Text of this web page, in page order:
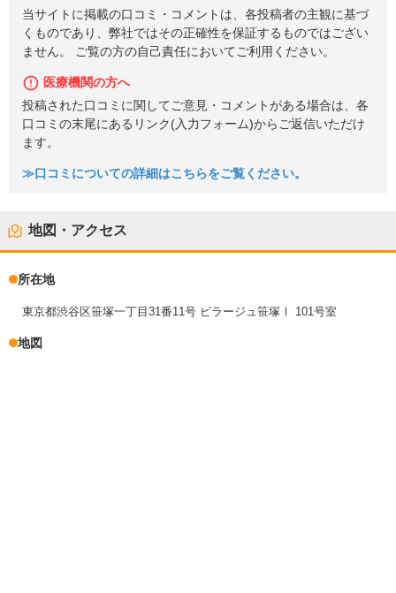
当サイトに掲載の口コミ・コメントは、各投稿者の主観に基づ
くものであり、弊社ではその正確性を保証するものではござい
ません。 ご覧の方の自己責任においてご利用ください。
医療機関の方へ
投稿された口コミに関してご意見・コメントがある場合は、各
口コミの末尾にあるリンク(入力フォーム)からご返信いただけ
ます。
≫口コミについての詳細はこちらをご覧ください。
地図・アクセス
所在地
東京都渋谷区笹塚一丁目31番11号 ビラージュ笹塚Ⅰ 101号室
地図